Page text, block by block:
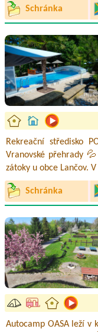
Schránka
Rekreační středisko
Vranovské přehrady
zátoky u obce Lančov. V
Schránka
Autocamp OASA leží v